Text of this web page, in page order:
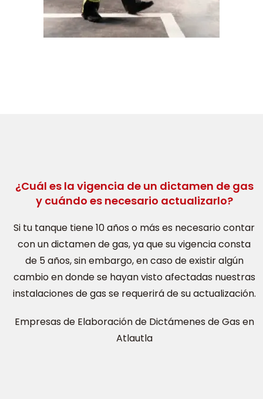
¿Cuál es la vigencia de un dictamen de gas
y cuándo es necesario actualizarlo?
Si tu tanque tiene 10 años o más es necesario contar
con un dictamen de gas, ya que su vigencia consta
de 5 años, sin embargo, en caso de existir algún
cambio en donde se hayan visto afectadas nuestras
instalaciones de gas se requerirá de su actualización.
Empresas de Elaboración de Dictámenes de Gas en
Atlautla